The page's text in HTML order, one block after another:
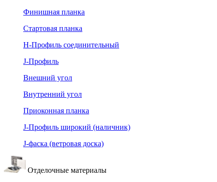
Финишная планка
Стартовая планка
Н-Профиль соединительный
J-Профиль
Внешний угол
Внутренний угол
Приоконная планка
J-Профиль широкий (наличник)
J-фаска (ветровая доска)
Отделочные материалы